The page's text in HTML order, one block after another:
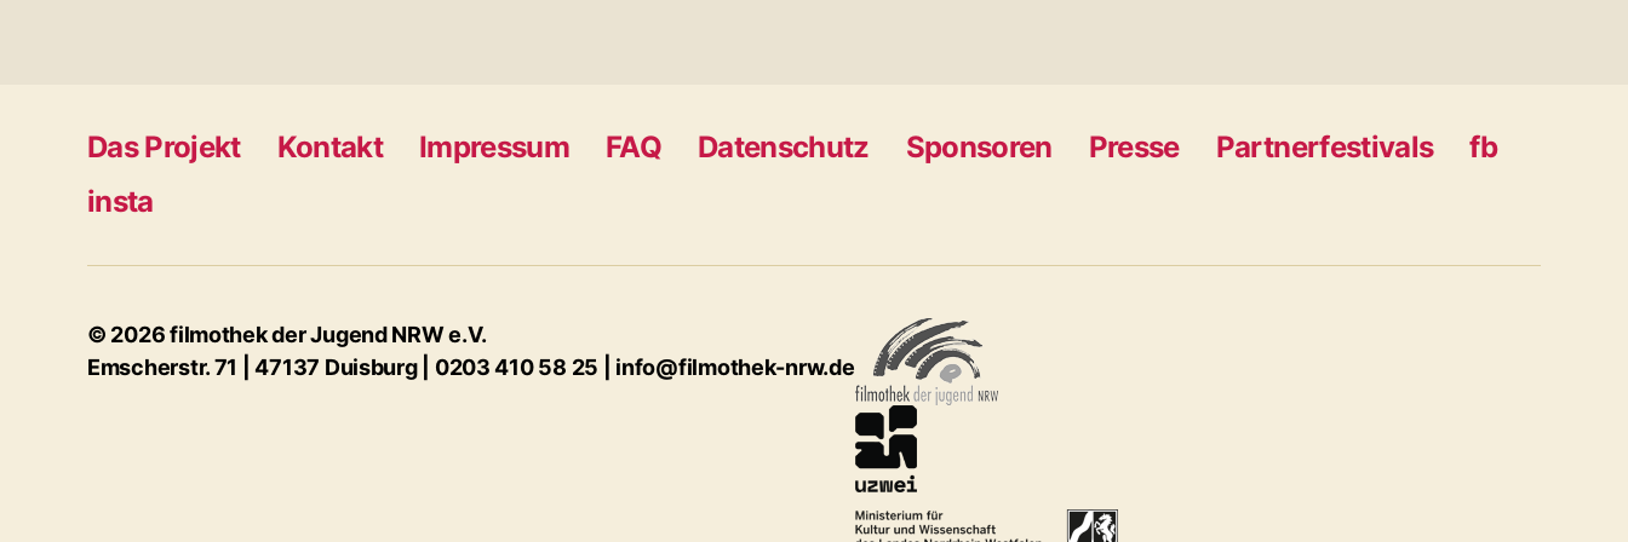
Das Projekt Kontakt Impressum FAQ Datenschutz Sponsoren Presse Partnerfestivals
fb
insta
© 2026 filmothek der Jugend NRW e.V.
Emscherstr. 71 | 47137 Duisburg | 0203 410 58 25 | info@filmothek-nrw.de